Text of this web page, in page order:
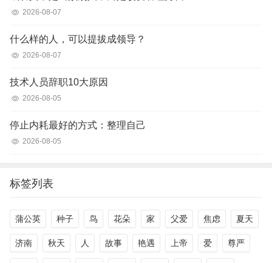
2026-08-07
什么样的人，可以提拔成领导？
2026-08-07
技术人员辞职10大原因
2026-08-05
停止内耗最好的方式：整理自己
2026-08-05
标签列表
蒲公英 种子 鸟 花朵 家 父爱 焦虑 夏天
济南 秋天 人 故事 艳遇 上帝 爱 尊严